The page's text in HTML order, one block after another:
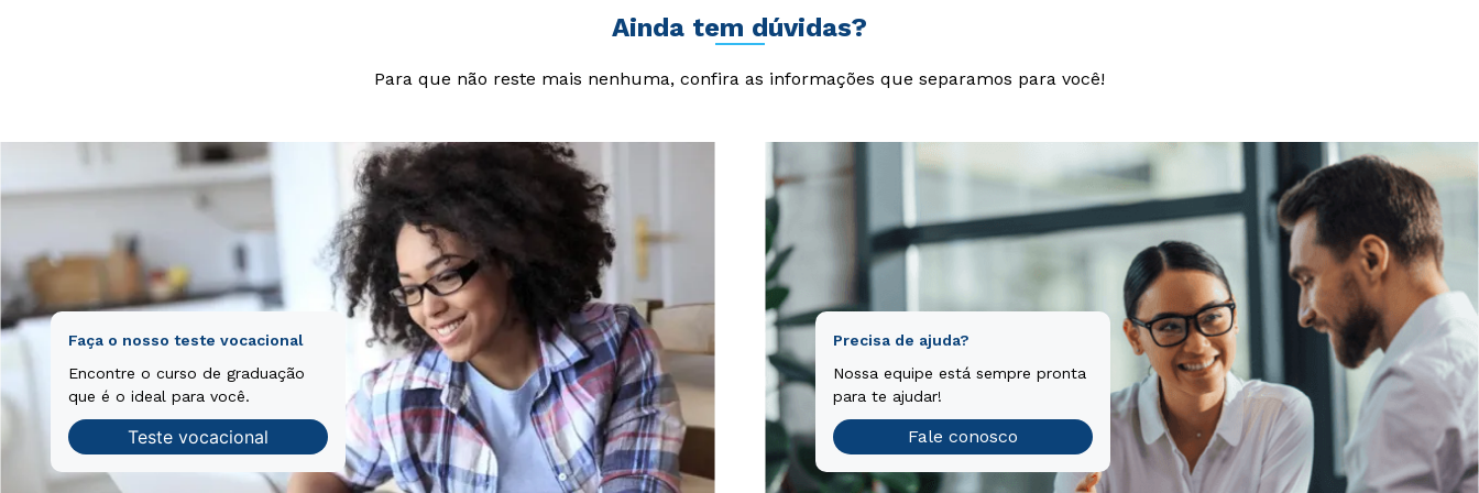
Ainda tem dúvidas?
Para que não reste mais nenhuma, confira as informações que separamos para você!
Faça o nosso teste vocacional
Encontre o curso de graduação
que é o ideal para você.
Teste vocacional
Precisa de ajuda?
Nossa equipe está sempre pronta
para te ajudar!
Fale conosco